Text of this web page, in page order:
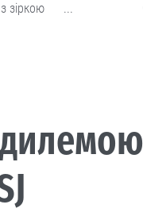
зіркою ...
дилемою